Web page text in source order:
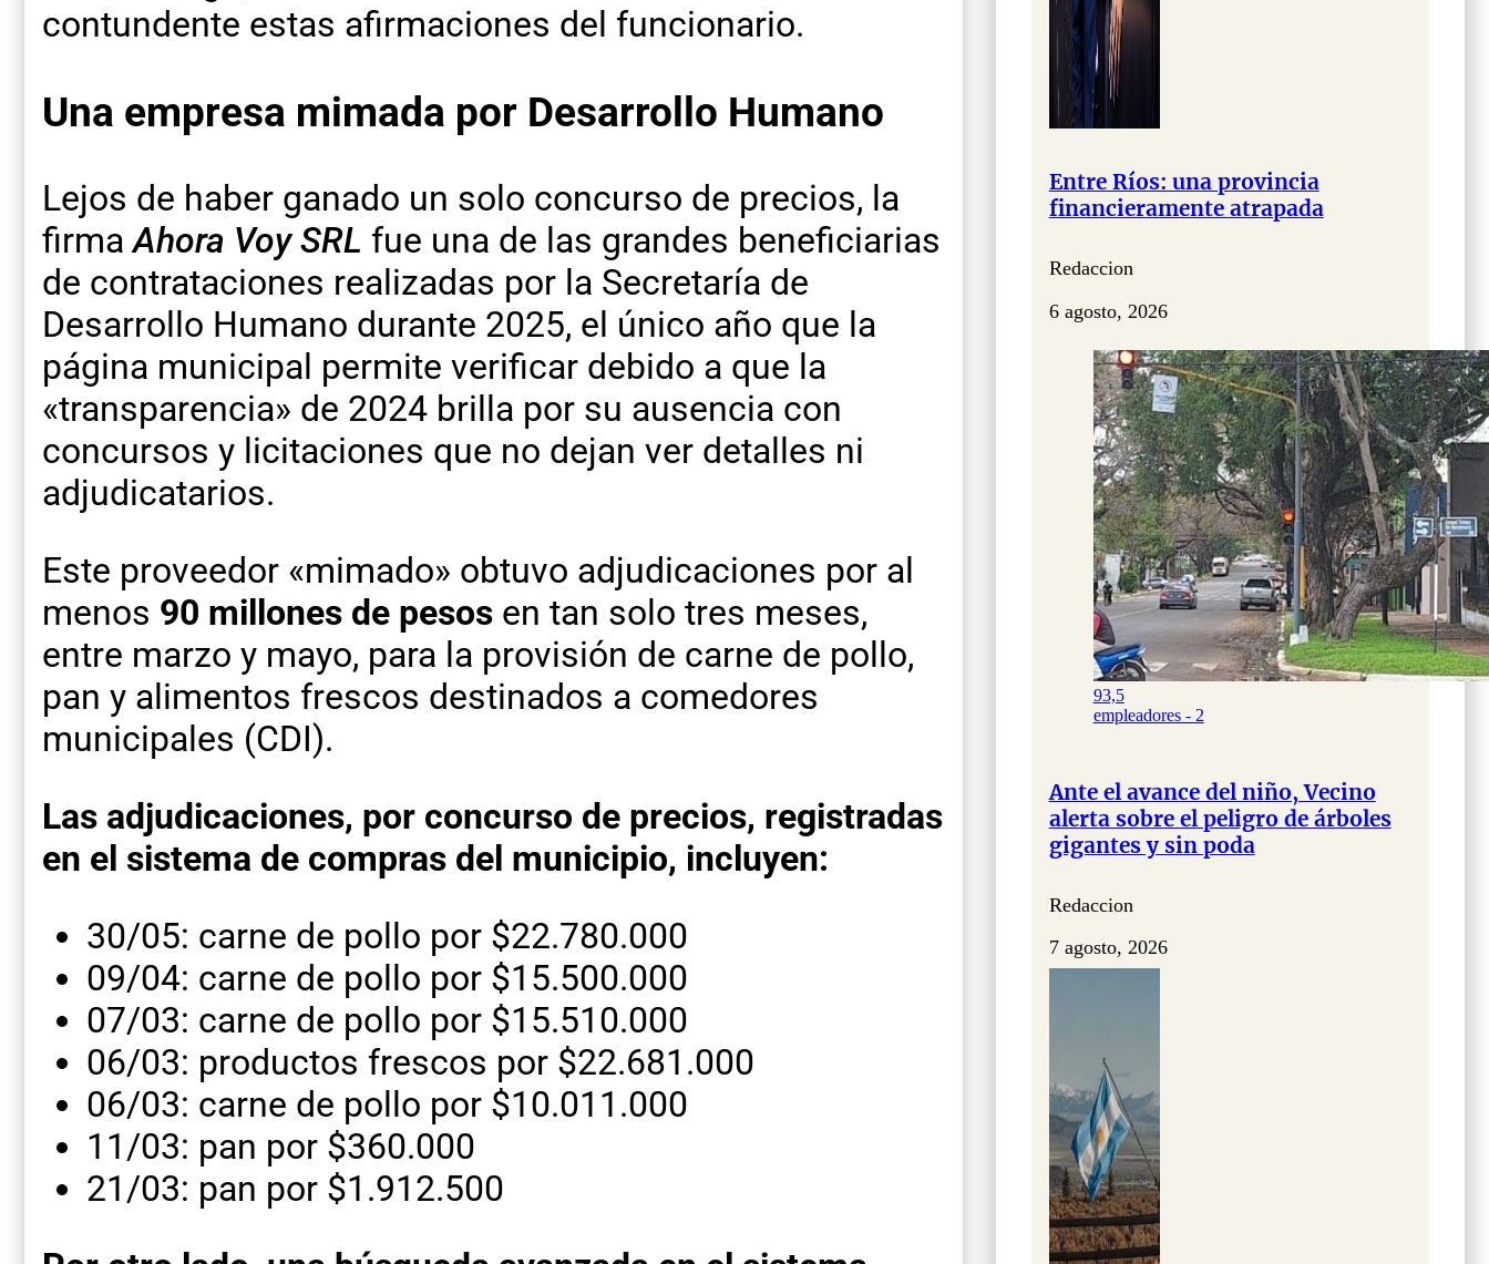
contundente estas afirmaciones del funcionario.
Una empresa mimada por Desarrollo Humano
Lejos de haber ganado un solo concurso de precios, la
firmaAhora Voy SRL fue una de las grandes beneficiarias
de contrataciones realizadas por la Secretaría de
Desarrollo Humano durante 2025, el único año que la
página municipal permite verificar debido a que la
«transparencia» de 2024 brilla por su ausencia con
concursos y licitaciones que no dejan ver detalles ni
adjudicatarios.
Este proveedor «mimado» obtuvo adjudicaciones por al
menos 90 millones de pesos en tan solo tres meses,
entre marzo y mayo, para la provisión de carne de pollo,
pan y alimentos frescos destinados a comedores
municipales (CDI).
Las adjudicaciones, por concurso de precios, registradas
en el sistema de compras del municipio, incluyen:
30/05: carne de pollo por $22.780.000
09/04: carne de pollo por $15.500.000
07/03: carne de pollo por $15.510.000
06/03: productos frescos por $22.681.000
06/03: carne de pollo por $10.011.000
11/03: pan por $360.000
21/03: pan por $1.912.500
Entre Ríos: una provincia
financieramente atrapada
Redaccion
6 agosto, 2026
93,5
empleadores - 2
Ante el avance del niño, Vecino
alerta sobre el peligro de árboles
gigantes y sin poda
Redaccion
7 agosto, 2026